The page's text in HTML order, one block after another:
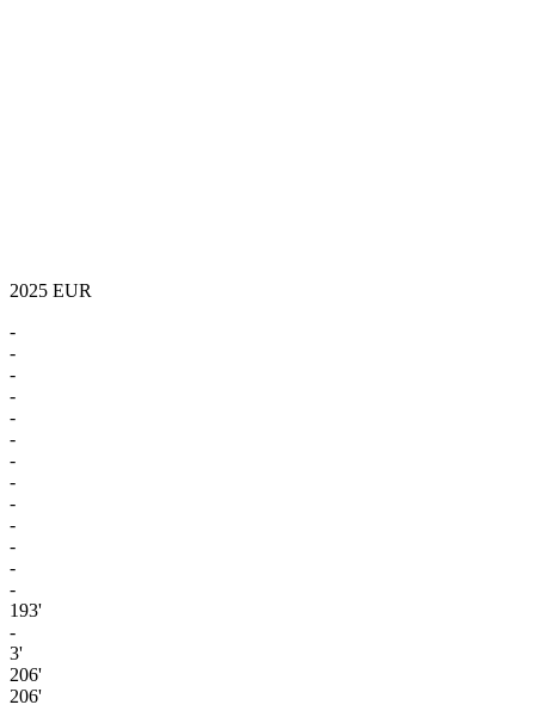
2025 EUR
-
-
-
-
-
-
-
-
-
-
-
-
-
193'
-
3'
206'
206'